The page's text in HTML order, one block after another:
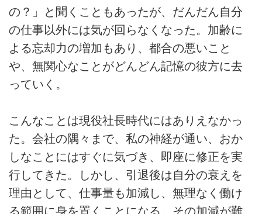
の？」と聞くこともあったが、だんだん自分
の仕事以外には気が回らなくなった。加齢に
よる忘却力の増加もあり、都合の悪いこと
や、無関心なことがどんどん記憶の彼方に去
っていく。
こんなことは現役社長時代にはありえなかっ
た。会社の隅々まで、私の神経が通い、おか
しなことにはすぐに気づき、即座に修正を実
行してきた。しかし、引退後は自分の衰えを
理由として、仕事量も加減し、無理なく働け
る範囲に身を置くことになる。その加減が難